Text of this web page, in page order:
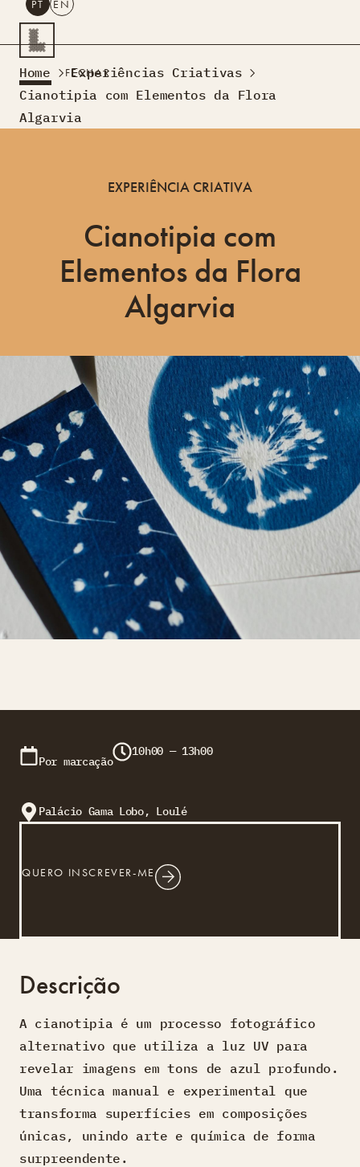
PESQUISAR
PT EN
Turismo Criativo
A AcontecerMontra
Sobre Nós
PT EN
FECHAR
Home
Experiências Criativas
Cianotipia com Elementos da Flora
Algarvia
EXPERIÊNCIA CRIATIVA
Cianotipia com
Elementos da Flora
Algarvia
Por marcação
10h00 — 13h00
Palácio Gama Lobo, Loulé
QUERO INSCREVER-ME
Descrição
A cianotipia é um processo fotográfico
alternativo que utiliza a luz UV para
revelar imagens em tons de azul profundo.
Uma técnica manual e experimental que
transforma superfícies em composições
únicas, unindo arte e química de forma
surpreendente.